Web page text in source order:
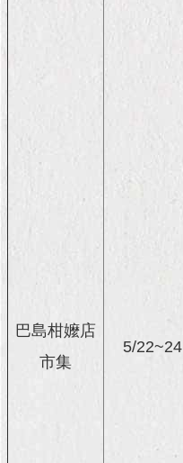
巴島柑嬤店
市集
5/22~24